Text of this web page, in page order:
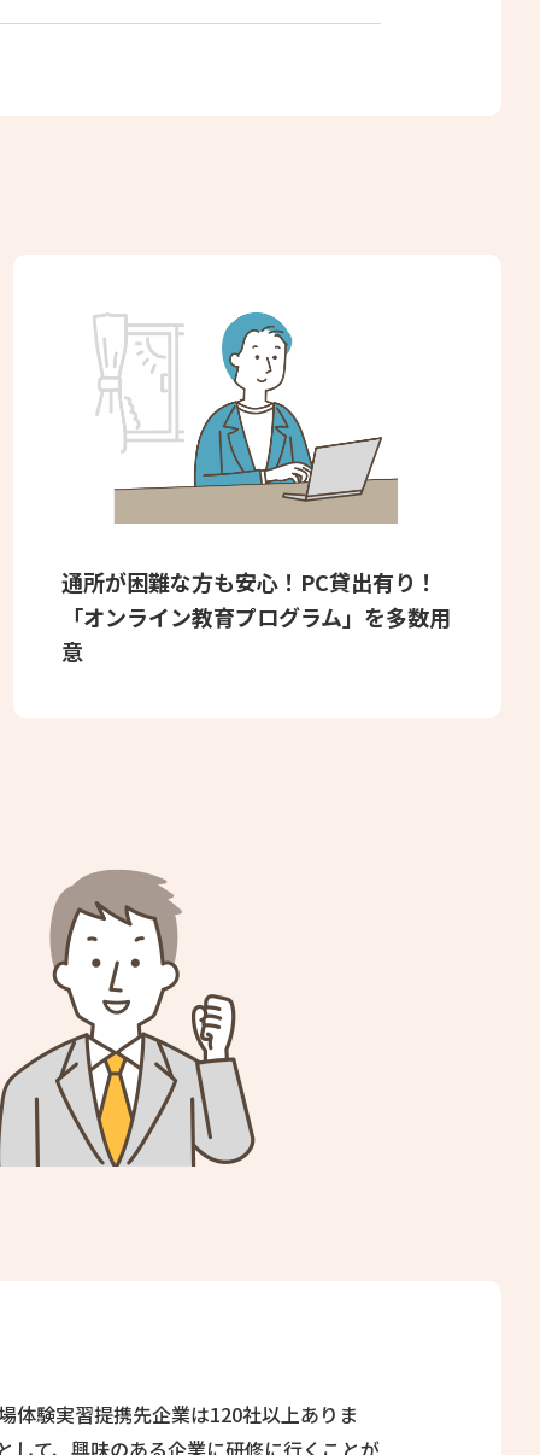
通所が困難な方も安心！PC貸出有り！
「オンライン教育プログラム」を多数用
意
体験実習提携先企業は120社以上ありま